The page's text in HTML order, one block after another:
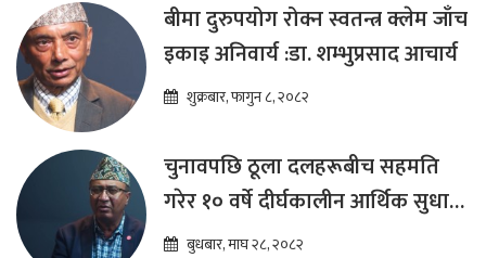
बीमा दुरुपयोग रोक्न स्वतन्त्र क्लेम जाँच
इकाइ अनिवार्य :डा. शम्भुप्रसाद आचार्य
शुक्रबार, फागुन ८, २०८२
चुनावपछि ठूला दलहरूबीच सहमति
गरेर १० वर्षे दीर्घकालीन आर्थिक सुधार
कार्यक्रम ल्याउनुपर्छ : हेमराज ढकाल
बुधबार, माघ २८, २०८२